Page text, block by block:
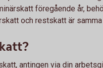
föregående år,
och restskatt är
antingen via din